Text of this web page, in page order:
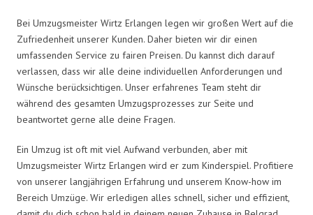
Bei Umzugsmeister Wirtz Erlangen legen wir großen Wert auf die
Zufriedenheit unserer Kunden. Daher bieten wir dir einen
umfassenden Service zu fairen Preisen. Du kannst dich darauf
verlassen, dass wir alle deine individuellen Anforderungen und
Wünsche berücksichtigen. Unser erfahrenes Team steht dir
während des gesamten Umzugsprozesses zur Seite und
beantwortet gerne alle deine Fragen.
Ein Umzug ist oft mit viel Aufwand verbunden, aber mit
Umzugsmeister Wirtz Erlangen wird er zum Kinderspiel. Profitiere
von unserer langjährigen Erfahrung und unserem Know-how im
Bereich Umzüge. Wir erledigen alles schnell, sicher und effizient,